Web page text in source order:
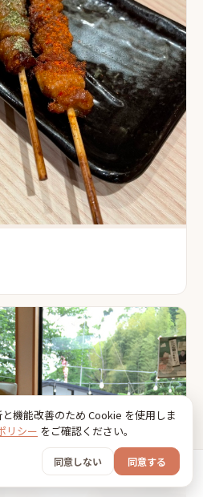
機能改善のため Cookie を使用しま
リシー をご確認ください。
同意しない 同意する